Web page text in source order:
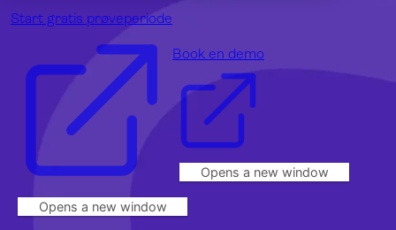
Norsk
Log ind
Start gratis prøveperiode
Opens a new window
Book en demo
Opens a new window